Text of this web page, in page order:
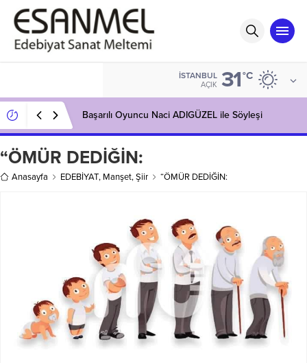
İSTANBUL
AÇIK 31°C
Başarılı Oyuncu Naci ADIGÜZEL ile Söyleşi
“ÖMÜR DEDİĞİN:
Anasayfa EDEBİYAT, Manşet,Şiir “ÖMÜR DEDİĞİN: